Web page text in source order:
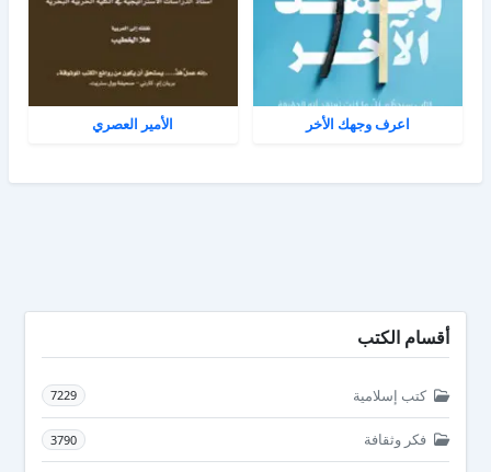
اعرف وجهك الأخر الأمير العصري
أقسام الكتب
كتب إسلامية 7229
فكر وثقافة 3790